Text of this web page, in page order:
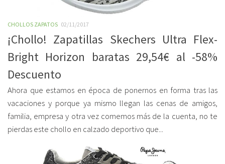
CHOLLOS ZAPATOS 02/11/2017
¡Chollo! Zapatillas Skechers Ultra Flex-
Bright Horizon baratas 29,54€ al -58%
Descuento
Ahora que estamos en época de ponernos en forma tras las
vacaciones y porque ya mismo llegan las cenas de amigos,
familia, empresa y otra vez comemos más de la cuenta, no te
pierdas este chollo en calzado deportivo que...